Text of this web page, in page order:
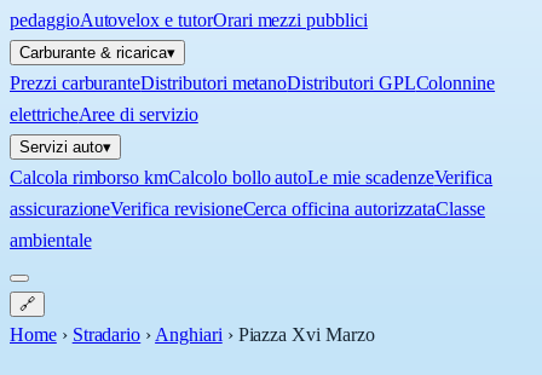
pedaggioAutovelox e tutorOrari mezzi pubblici
Carburante & ricarica▾
Prezzi carburanteDistributori metanoDistributori GPLColonnine
elettricheAree di servizio
Servizi auto▾
Calcola rimborso kmCalcolo bollo autoLe mie scadenzeVerifica
assicurazioneVerifica revisioneCerca officina autorizzataClasse
ambientale
🔗
Home › Stradario › Anghiari › Piazza Xvi Marzo